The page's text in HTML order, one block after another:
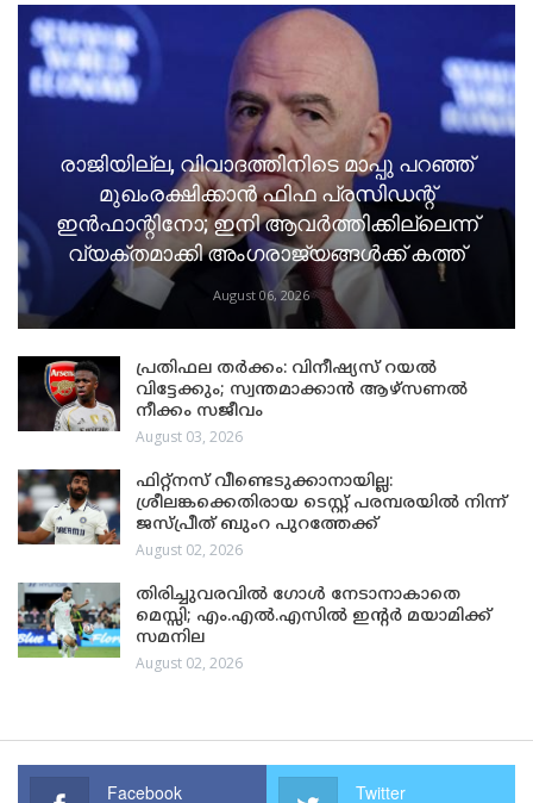
രാജിയില്ല, വിവാദത്തിനിടെ മാപ്പു പറഞ്ഞ്
മുഖംരക്ഷിക്കാൻ ഫിഫ പ്രസിഡന്റ്
ഇൻഫാന്റിനോ; ഇനി ആവർത്തിക്കില്ലെന്ന്
വ്യക്തമാക്കി അംഗരാജ്യങ്ങൾക്ക് കത്ത്
August 06, 2026
പ്രതിഫല തർക്കം: വിനീഷ്യസ് റയൽ
വിട്ടേക്കും; സ്വന്തമാക്കാൻ ആഴ്സണൽ
നീക്കം സജീവം
August 03, 2026
ഫിറ്റ്നസ് വീണ്ടെടുക്കാനായില്ല:
ശ്രീലങ്കക്കെതിരായ ടെസ്റ്റ് പരമ്പരയിൽ നിന്ന്
ജസ്പ്രീത് ബുംറ പുറത്തേക്ക്
August 02, 2026
തിരിച്ചുവരവിൽ ഗോൾ നേടാനാകാതെ
മെസ്സി; എം.എൽ.എസിൽ ഇന്റർ മയാമിക്ക്
സമനില
August 02, 2026
Facebook Twitter